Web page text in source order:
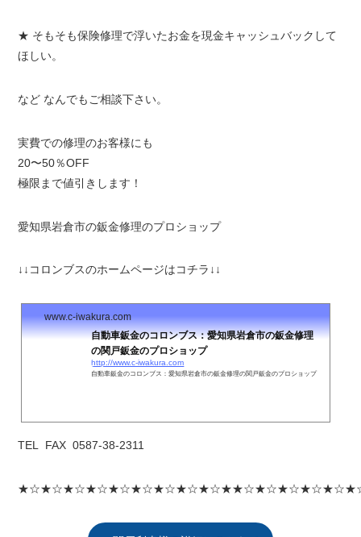
★ そもそも保険修理で浮いたお金を現金キャッシュバックして
ほしい。
など なんでもご相談下さい。
実費での修理のお客様にも
20〜50％OFF
極限まで値引きします！
愛知県岩倉市の鈑金修理のプロショップ
↓↓コロンブスのホームページはコチラ↓↓
www.c-iwakura.com
自動車鈑金のコロンブス：愛知県岩倉市の鈑金修理
の関戸鈑金のプロショップ
http://www.c-iwakura.com
自動車鈑金のコロンブス：愛知県岩倉市の鈑金修理の関戸鈑金のプロショップ
TEL FAX 0587-38-2311